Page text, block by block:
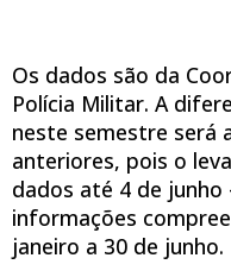
Os dados são da
Polícia Militar. A
neste semestre será
anteriores, pois o
dados até 4 de
informações
janeiro a 30 de junho.